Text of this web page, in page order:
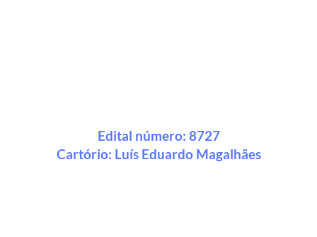
Edital número: 8727
Cartório: Luís Eduardo Magalhães